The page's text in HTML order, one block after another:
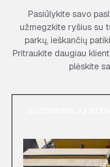
Pasiūlykite savo
užmegzkite ryšius su
parkų, ieškančių
Pritraukite daugiau
plėskite